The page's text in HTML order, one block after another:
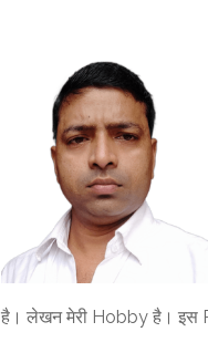
है। लेखन मेरी Hobby है। इस